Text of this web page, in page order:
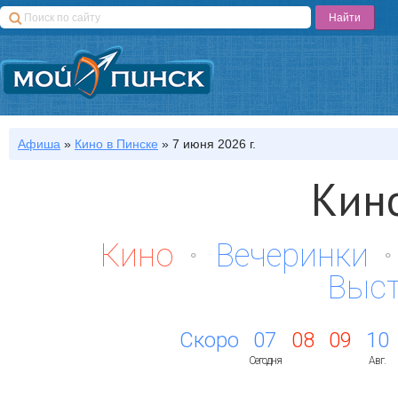
Афиша » Кино в Пинске » 7 июня 2026 г.
Кино
Вечеринки
Скоро 07
Сегодня
08 09 10
Авг.